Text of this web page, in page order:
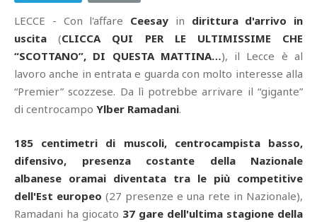
LECCE - Con l'affare Ceesay in dirittura d'arrivo in
uscita (CLICCA QUI PER LE ULTIMISSIME CHE
“SCOTTANO”, DI QUESTA MATTINA…), il Lecce è al
lavoro anche in entrata e guarda con molto interesse alla
“Premier” scozzese. Da lì potrebbe arrivare il “gigante”
di centrocampo Ylber Ramadani.
185 centimetri di muscoli, centrocampista basso,
difensivo, presenza costante della Nazionale
albanese oramai diventata tra le più competitive
dell'Est europeo (27 presenze e una rete in Nazionale),
Ramadani ha giocato 37 gare dell'ultima stagione della